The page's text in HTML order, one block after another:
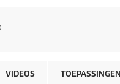
u
VIDEOS TOEPASSINGEN